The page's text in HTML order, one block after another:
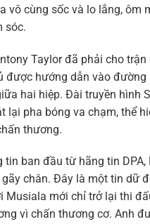
vô cùng sốc và lo lắng, ôm
sóc.
Taylor đã phải cho
được hướng dẫn vào đường
hai hiệp. Đài truyền hình
lại pha bóng va chạm, thể
thương.
tin ban đầu từ hãng tin
chân. Đây là một tin dữ
Musiala mới chỉ trở lại thi
vì chấn thương cơ. Anh